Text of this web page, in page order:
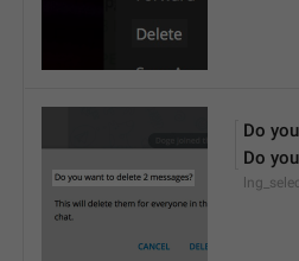
Do
Do